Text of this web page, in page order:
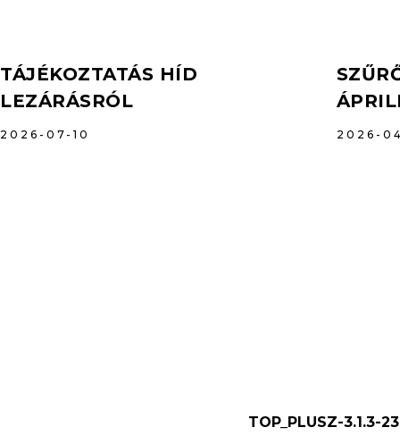
TÁJÉKOZTATÁS HÍD
LEZÁRÁSRÓL
2026-07-10 2026-
TOP_PLUSZ-